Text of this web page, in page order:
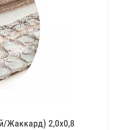
Жаккард) 2,0x0,8